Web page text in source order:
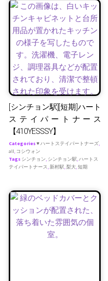
[シンチョン駅][短期]ハート
ステイパートナース
【410YESSSY】
Categories♥ ハートステイパートナーズ,
all, コシウォン
Tags シンチョン, シンチョン駅,ハートス
テイパートナース,新村駅,梨大,短期